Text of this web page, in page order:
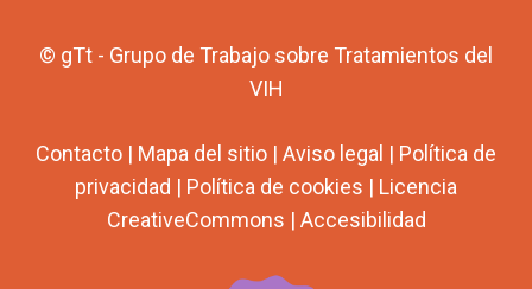
© gTt - Grupo de Trabajo sobre Tratamientos del
VIH
Contacto | Mapa del sitio | Aviso legal | Política de
privacidad | Política de cookies | Licencia
CreativeCommons | Accesibilidad